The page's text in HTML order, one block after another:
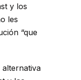
y los
les
“que
alternativa